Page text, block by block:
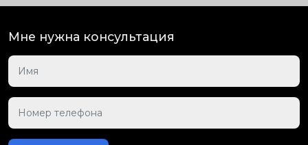
Мне нужна консультация